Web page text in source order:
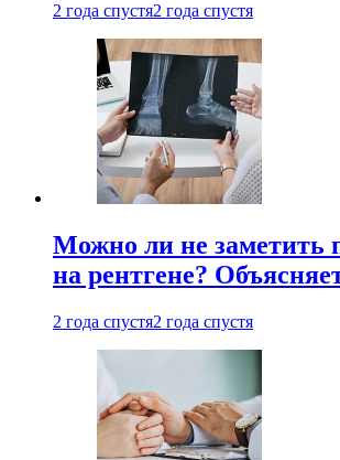
2 года спустя2 года спустя
Можно ли не заметить
на рентгене?
2 года спустя2 года спустя